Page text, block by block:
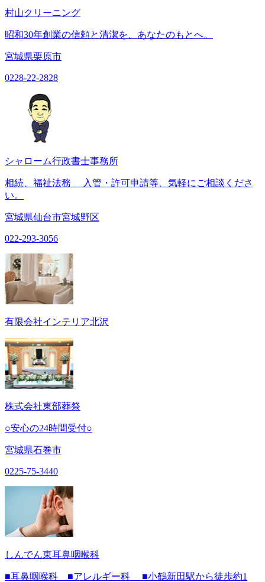
村山クリーニング
昭和30年創業の信頼と清潔を、あなたのもとへ。
宮城県栗原市
0228-22-2828
シャローム行政書士事務所
相続、福祉法務 入管・許可申請等、気軽にご相談くださ
い。
宮城県仙台市宮城野区
022-293-3056
有限会社インテリア北沢
株式会社東部葬祭
○安心の24時間受付○
宮城県石巻市
0225-75-3440
しんでん東耳鼻咽喉科
■耳鼻咽喉科 ■アレルギー科 ■小鶴新田駅から徒歩約1